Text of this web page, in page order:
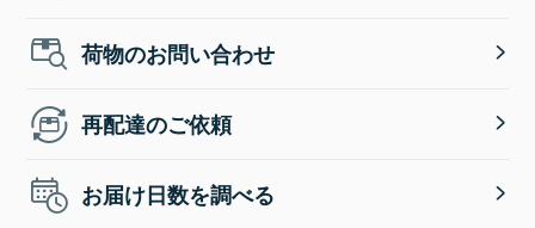
荷物のお問い合わせ
再配達のご依頼
お届け日数を調べる